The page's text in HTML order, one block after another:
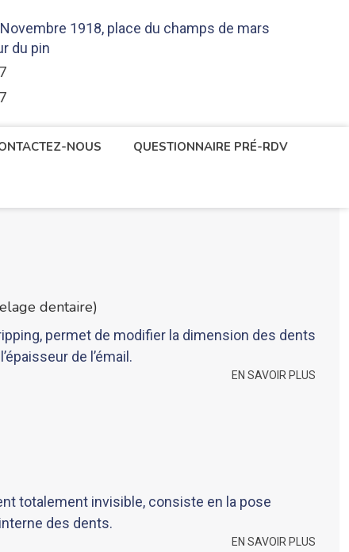
1918, place du champs de mars
du pin
NOUS QUESTIONNAIRE PRÉ-RDV
dentaire)
permet de modifier la dimension des dents
de l’émail.
EN SAVOIR PLUS
totalement invisible, consiste en la pose
des dents.
EN SAVOIR PLUS